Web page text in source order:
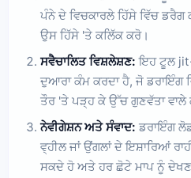
ਪੰਨੇ ਦੇ ਵਿਚਕਾਰਲੇ ਹਿੱਸੇ ਵਿੱਚ
ਉਸ ਹਿੱਸੇ 'ਤੇ ਕਲਿੱਕ ਕਰੋ।
ਸਵੈਚਾਲਿਤ ਵਿਸ਼ਲੇਸ਼ਣ: ਇਹ ਟੂਲ
ਦੁਆਰਾ ਕੰਮ ਕਰਦਾ ਹੈ, ਜੋ ਡਰਾਇੰਗ
ਤੌਰ 'ਤੇ ਪੜ੍ਹ ਕੇ ਉੱਚ ਗੁਣਵੱਤਾ ਵਾਲੇ
ਨੇਵੀਗੇਸ਼ਨ ਅਤੇ ਸੰਵਾਦ: ਡਰਾਇੰਗ
ਵ੍ਹੀਲ ਜਾਂ ਉਂਗਲਾਂ ਦੇ ਇਸ਼ਾਰਿਆਂ
ਸਕਦੇ ਹੋ ਅਤੇ ਹਰ ਛੋਟੇ ਮਾਪ ਨੂੰ